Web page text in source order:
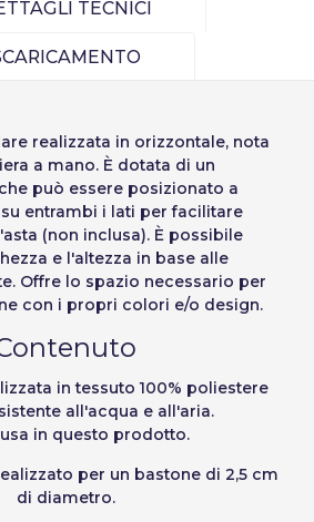
Accesso
la password
Creare account
Slovenčina (Slovak)
Norway
TECNICI
realizzata in orizzontale, nota
a mano. È dotata di un
può essere posizionato a
entrambi i lati per facilitare
(non inclusa). È possibile
e l'altezza in base alle
Offre lo spazio necessario per
con i propri colori e/o design.
in tessuto 100% poliestere
all'acqua e all'aria.
in questo prodotto.
per un bastone di 2,5 cm
di diametro.
Prezzo unitario
diseñar
Annulla Continua